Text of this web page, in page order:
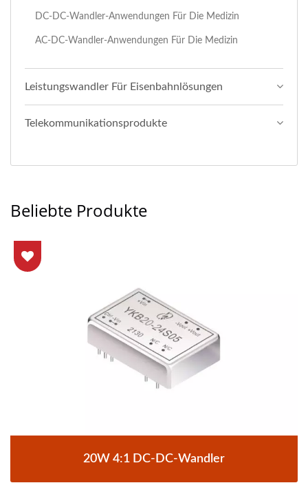
DC-DC-Wandler-Anwendungen Für Die Medizin
AC-DC-Wandler-Anwendungen Für Die Medizin
Leistungswandler Für Eisenbahnlösungen
Telekommunikationsprodukte
Beliebte Produkte
20W 4:1 DC-DC-Wandler